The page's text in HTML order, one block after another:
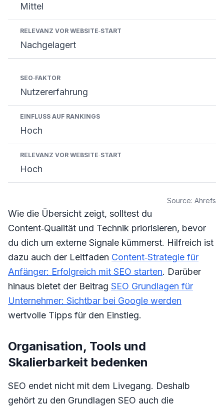
Mittel
Nachgelagert
Nutzererfahrung
Hoch
Hoch
Source: Ahrefs
Wie die Übersicht zeigt, solltest du
Content‑Qualität und Technik priorisieren, bevor
du dich um externe Signale kümmerst. Hilfreich ist
dazu auch der Leitfaden Content‑Strategie für
Anfänger: Erfolgreich mit SEO starten. Darüber
hinaus bietet der Beitrag SEO Grundlagen für
Unternehmer: Sichtbar bei Google werden
wertvolle Tipps für den Einstieg.
Organisation, Tools und
Skalierbarkeit bedenken
SEO endet nicht mit dem Livegang. Deshalb
gehört zu den Grundlagen SEO auch die